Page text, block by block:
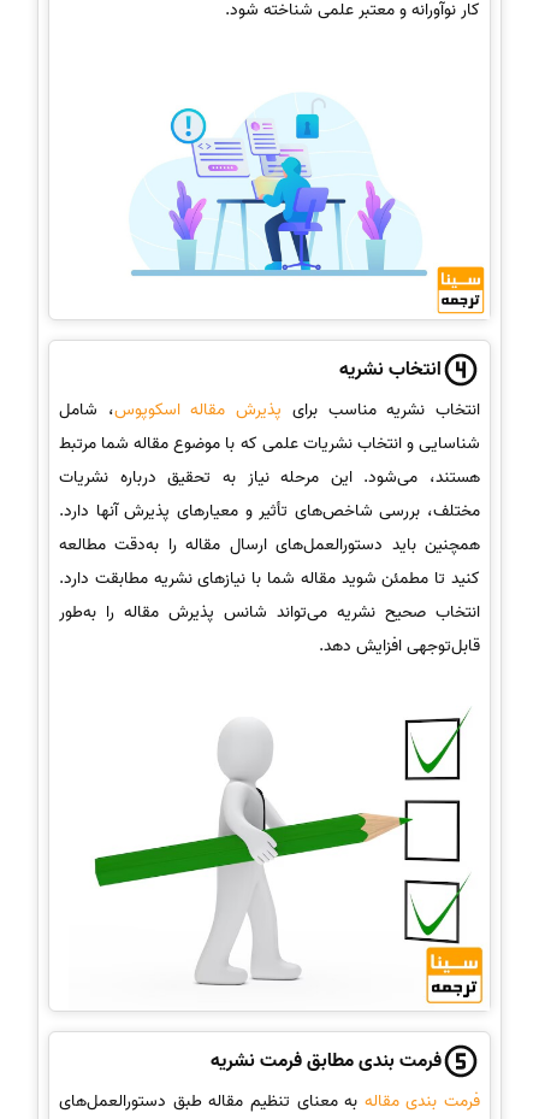
کار نوآورانه و معتبر علمی شناخته شود.
انتخاب نشریه
انتخاب نشریه مناسب برای پذیرش مقاله اسکوپوس، شامل
شناسایی و انتخاب نشریات علمی که با موضوع مقاله شما مرتبط
هستند، می‌شود. این مرحله نیاز به تحقیق درباره نشریات
مختلف، بررسی شاخص‌های تأثیر و معیارهای پذیرش آنها دارد.
همچنین باید دستورالعمل‌های ارسال مقاله را به‌دقت مطالعه
کنید تا مطمئن شوید مقاله شما با نیازهای نشریه مطابقت دارد.
انتخاب صحیح نشریه می‌تواند شانس پذیرش مقاله را به‌طور
قابل‌توجهی افزایش دهد.
فرمت بندی مطابق فرمت نشریه
فرمت بندی مقاله به معنای تنظیم مقاله طبق دستورالعمل‌های